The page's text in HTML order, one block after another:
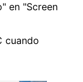
en "Screen
cuando